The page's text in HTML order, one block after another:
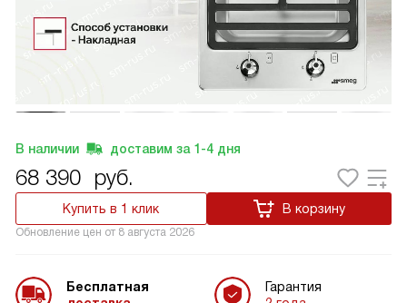
В наличии доставим за 1-4 дня
68 390 руб.
Купить в 1 клик В корзину
Обновление цен от 8 августа 2026
Бесплатная
Гарантия